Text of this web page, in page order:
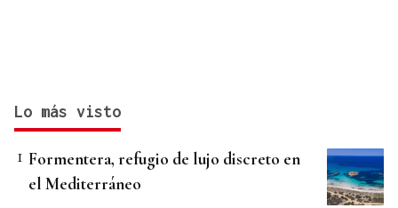
Lo más visto
Formentera, refugio de lujo discreto en
el Mediterráneo